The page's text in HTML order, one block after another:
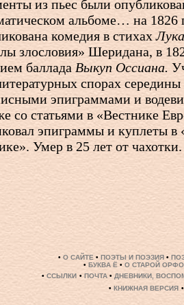
из пьес были
альбоме… на 1826
комедия в стихах
злословия» Шеридана, в
баллада Выкуп Оссиана.
спорах середины
эпиграммами и
со статьями в «Вестнике
эпиграммы и куплеты в
Умер в 25 лет от чахотки.